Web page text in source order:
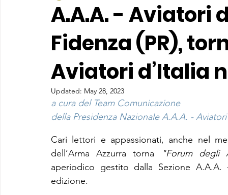
A.A.A. - Aviatori
Fidenza (PR),
Aviatori d’Italia
Updated: May 28, 2023
a cura del Team Comunicazione
della Presidenza Nazionale A.A.A. - Aviatori
Cari lettori e appassionati, anche nel
dell’Arma Azzurra torna
"Forum degli
aperiodico gestito dalla Sezione
edizione.